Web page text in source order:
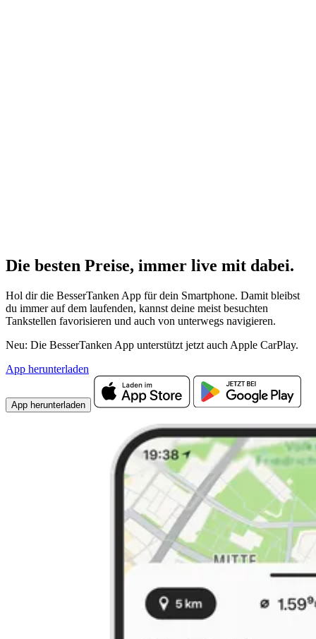
Die besten Preise, immer live mit dabei.
Hol dir die BesserTanken App für dein Smartphone. Damit bleibst
du immer auf dem laufenden, kannst deine meist besuchten
Tankstellen favorisieren und auch von unterwegs navigieren.
Neu: Die BesserTanken App unterstützt jetzt auch Apple CarPlay.
App herunterladen
App herunterladen